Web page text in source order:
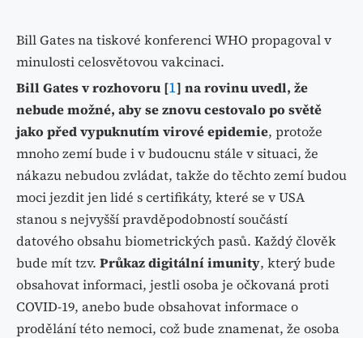
Bill Gates na tiskové konferenci WHO propagoval v
minulosti celosvětovou vakcinaci.
Bill Gates v rozhovoru [1] na rovinu uvedl, že
nebude možné, aby se znovu cestovalo po světě
jako před vypuknutím virové epidemie, protože
mnoho zemí bude i v budoucnu stále v situaci, že
nákazu nebudou zvládat, takže do těchto zemí budou
moci jezdit jen lidé s certifikáty, které se v USA
stanou s nejvyšší pravděpodobností součástí
datového obsahu biometrických pasů. Každý člověk
bude mít tzv. Průkaz digitální imunity, který bude
obsahovat informaci, jestli osoba je očkovaná proti
COVID-19, anebo bude obsahovat informace o
prodělání této nemoci, což bude znamenat, že osoba